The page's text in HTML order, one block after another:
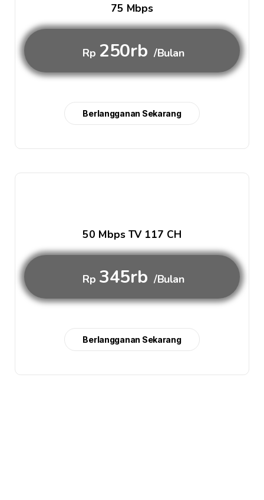
75 Mbps
Rp 250rb /Bulan
Berlangganan Sekarang
50 Mbps TV 117 CH
Rp 345rb /Bulan
Berlangganan Sekarang